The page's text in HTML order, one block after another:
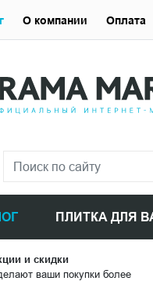
ПЛИТКА ДЛЯ
О компании Оплата
и скидки
ваши покупки более